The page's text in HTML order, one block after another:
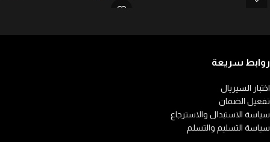
الأخيرة ✨
تصفيف أسرع في دقائق—
تجفيف، تنعيم، وتمويج بأداة واحدة
روابط سريعة
اختبار السيريال
تفعيل الضمان
سياسة الاستبدال والاسترجاع
سياسة التسليم والتسلم